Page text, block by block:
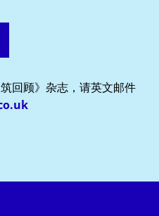
回顾》杂志，请英文邮件